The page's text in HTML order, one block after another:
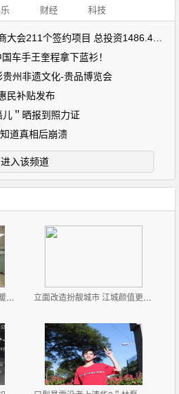
财经 科技
车手王奎程拿下蓝衫！
州非遗文化-贵品博览会
民补贴发布
＂晒报到照力证
道真相后崩溃
进入该频道
立面改造扮靓城市 江城颜值更高了！